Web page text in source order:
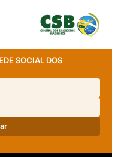
SOCIAL DOS